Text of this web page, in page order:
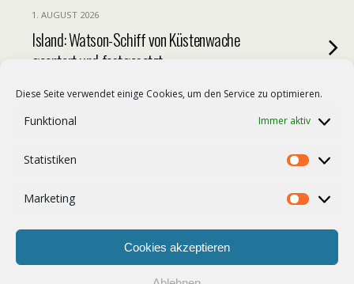
Diese Seite verwendet einige Cookies, um den Service zu optimieren.
Funktional Immer aktiv
Statistiken
Marketing
Cookies akzeptieren
1. AUGUST 2026
Island: Watson-Schiff von Küstenwache
geentert und festgesetzt
freigelassen